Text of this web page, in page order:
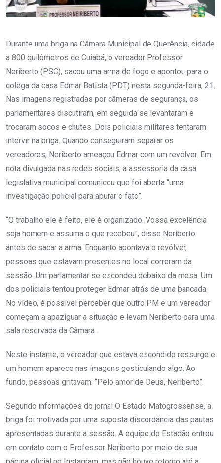
Durante uma briga na Câmara Municipal de Querência, cidade
a 800 quilômetros de Cuiabá, o vereador Professor
Neriberto (PSC), sacou uma arma de fogo e apontou para o
colega da casa Edmar Batista (PDT) nesta segunda-feira, 21.
Nas imagens registradas por câmeras de segurança, os
parlamentares discutiram, em seguida se levantaram e
trocaram socos e chutes. Dois policiais militares tentaram
intervir na briga. Quando conseguiram separar os
vereadores, Neriberto ameaçou Edmar com um revólver. Em
nota divulgada nas redes sociais, a assessoria da casa
legislativa municipal comunicou que foi aberta “uma
investigação policial para apurar o fato”.
“O trabalho ele é feito, ele é organizado. Vossa excelência
seja homem e assuma o que recebeu”, disse Neriberto
antes de sacar a arma. Enquanto apontava o revólver,
pessoas que estavam presentes no local correram da
sessão. Um parlamentar se escondeu debaixo da mesa. Um
dos policiais tentou proteger Edmar atrás de uma bancada.
No vídeo, é possível perceber que outro PM e um vereador
começam a apaziguar a situação e levam Neriberto para uma
sala reservada da Câmara.
Neste instante, o vereador que estava escondido ressurge e
um homem aparece nas imagens gesticulando algo. Ao
fundo, pessoas gritavam: “Pelo amor de Deus, Neriberto”.
Segundo informações do jornal O Estado Matogrossense, a
briga foi motivada por uma suposta discordância das pautas
apresentadas durante a sessão. A equipe do Estadão entrou
em contato com o Professor Neriberto por meio de sua